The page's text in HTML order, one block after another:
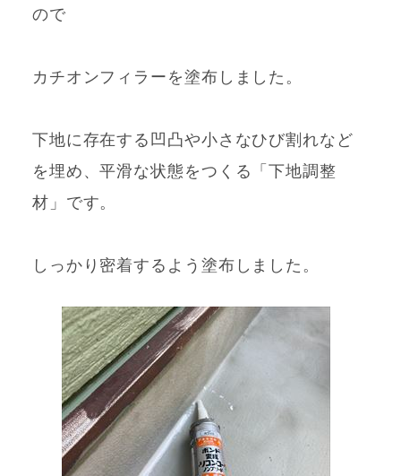
ので
カチオンフィラーを塗布しました。
下地に存在する凹凸や小さなひび割れなど
を埋め、平滑な状態をつくる「下地調整
材」です。
しっかり密着するよう塗布しました。